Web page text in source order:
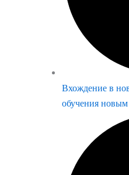
Вхождение в
обучения